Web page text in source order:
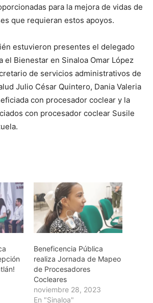
para la mejora de vidas de
que requieran estos apoyos.
estuvieron presentes el delegado
el Bienestar en Sinaloa Omar López
de servicios administrativos de
Julio César Quintero, Dania Valeria
con procesador coclear y la
con procesador coclear Susile
Beneficencia Pública
realiza Jornada de Mapeo
de Procesadores
Cocleares
noviembre 28, 2023
En "Sinaloa"